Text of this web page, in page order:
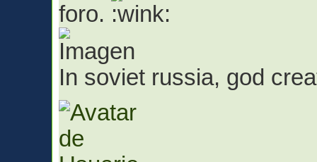
foro.
In soviet russia, god